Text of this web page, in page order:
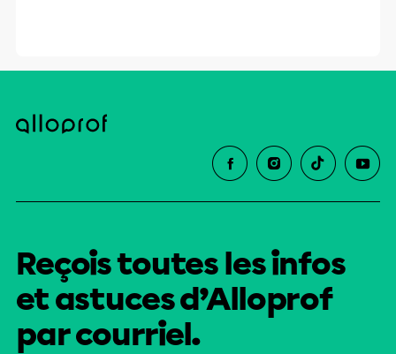
Reçois toutes les infos
et astuces d’Alloprof
par courriel.